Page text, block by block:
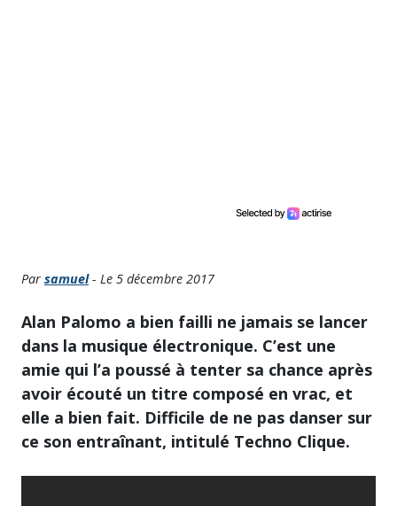
Par samuel- Le 5 décembre 2017
Alan Palomo a bien failli ne jamais se lancer
dans la musique électronique. C’est une
amie qui l’a poussé à tenter sa chance après
avoir écouté un titre composé en vrac, et
elle a bien fait. Difficile de ne pas danser sur
ce son entraînant, intitulé Techno Clique.